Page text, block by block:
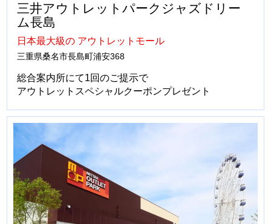
三井アウトレットパークジャズドリー
ム長島
日本最大級の アウトレットモール
三重県桑名市長島町浦安368
総合案内所にて1回のご提示で
アウトレットスペシャルクーポンプレゼント